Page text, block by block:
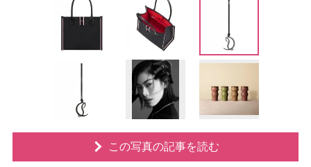
この写真の記事を読む